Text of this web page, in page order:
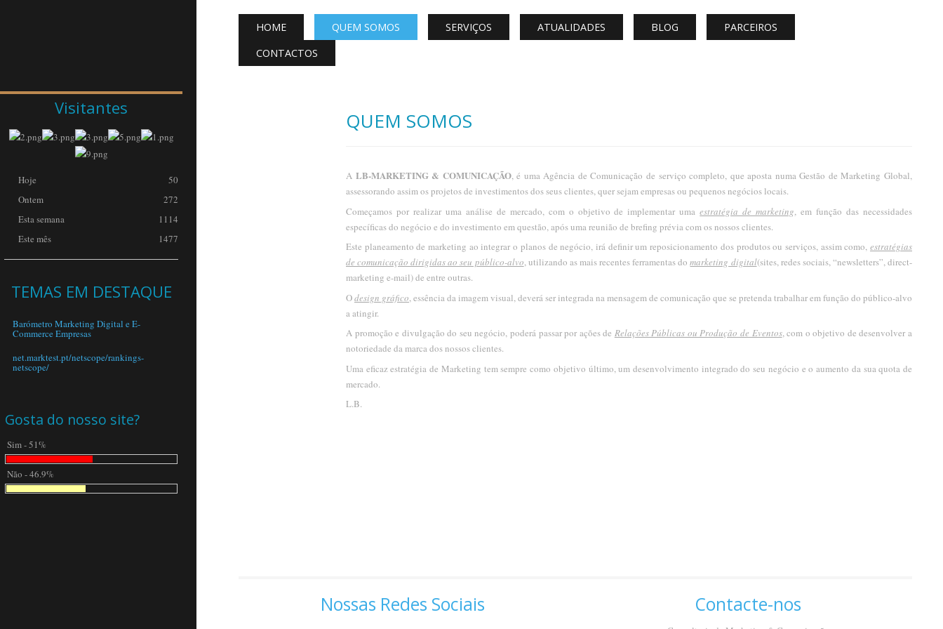
Visitantes
Hoje
50
Ontem
272
Esta semana
1114
Este mês
1477
TEMAS EM DESTAQUE
Barómetro Marketing Digital e E-
Commerce Empresas
net.marktest.pt/netscope/rankings-
netscope/
Gosta do nosso site?
Sim - 51%
Não - 46.9%
HOME QUEM SOMOS SERVIÇOS ATUALIDADES BLOG
PARCEIROS
CONTACTOS
QUEM SOMOS
A LB-MARKETING & COMUNICAÇÃO, é uma Agência de Comunicação de serviço completo, que aposta numa Gestão de Marketing Global,
assessorando assim os projetos de investimentos dos seus clientes, quer sejam empresas ou pequenos negócios locais.
Começamos por realizar uma análise de mercado, com o objetivo de implementar umaestratégia de marketing , em função das necessidades
específicas do negócio e do investimento em questão, após uma reunião de brefing prévia com os nossos clientes.
Este planeamento de marketing ao integrar o planos de negócio, irá definir um reposicionamento dos produtos ou serviços, assim como, estratégias
de comunicação dirigidas ao seu público-alvo, utilizando as mais recentes ferramentas domarketing digital(sites, redes sociais, “newsletters”, direct-
marketing e-mail) de entre outras.
Odesign gráfico , essência da imagem visual, deverá ser integrada na mensagem de comunicação que se pretenda trabalhar em função do público-alvo
a atingir.
A promoção e divulgação do seu negócio, poderá passar por ações de Relações Públicas ou Produção de Eventos, com o objetivo de desenvolver a
notoriedade da marca dos nossos clientes.
Uma eficaz estratégia de Marketing tem sempre como objetivo último, um desenvolvimento integrado do seu negócio e o aumento da sua quota de
mercado.
L.B.
Nossas Redes Sociais Contacte-nos